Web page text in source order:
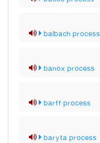
balbach process
banox process
barff process
baryta process